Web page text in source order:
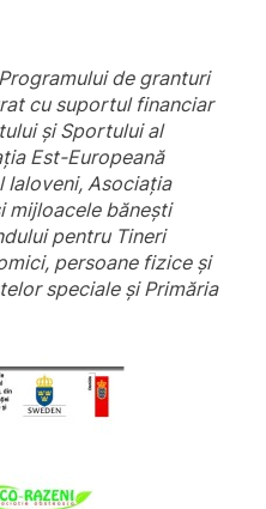
de granturi
cu suportul financiar
și Sportului al
Est-Europeană
Ialoveni, Asociaţia
mijloacele băneşti
pentru Tineri
persoane fizice şi
speciale și Primăria